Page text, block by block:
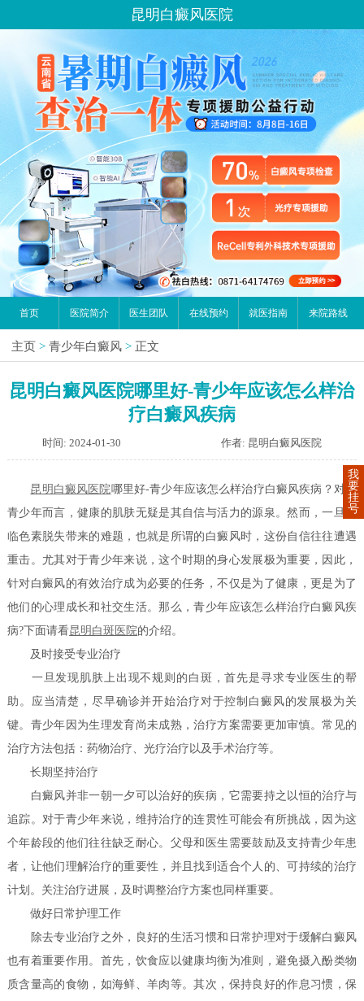
昆明白癜风医院
首页 医院简介 医生团队 在线预约 就医指南 来院路线
主页 > 青少年白癜风 > 正文
昆明白癜风医院哪里好-青少年应该怎么样治
疗白癜风疾病
时间: 2024-01-30 作者: 昆明白癜风医院
昆明白癜风医院哪里好-青少年应该怎么样治疗白癜风疾病？对于
青少年而言，健康的肌肤无疑是其自信与活力的源泉。然而，一旦面
临色素脱失带来的难题，也就是所谓的白癜风时，这份自信往往遭遇
重击。尤其对于青少年来说，这个时期的身心发展极为重要，因此，
针对白癜风的有效治疗成为必要的任务，不仅是为了健康，更是为了
他们的心理成长和社交生活。那么，青少年应该怎么样治疗白癜风疾
病?下面请看昆明白斑医院的介绍。
及时接受专业治疗
一旦发现肌肤上出现不规则的白斑，首先是寻求专业医生的帮
助。应当清楚，尽早确诊并开始治疗对于控制白癜风的发展极为关
键。青少年因为生理发育尚未成熟，治疗方案需要更加审慎。常见的
治疗方法包括：药物治疗、光疗治疗以及手术治疗等。
长期坚持治疗
白癜风并非一朝一夕可以治好的疾病，它需要持之以恒的治疗与
追踪。对于青少年来说，维持治疗的连贯性可能会有所挑战，因为这
个年龄段的他们往往缺乏耐心。父母和医生需要鼓励及支持青少年患
者，让他们理解治疗的重要性，并且找到适合个人的、可持续的治疗
计划。关注治疗进展，及时调整治疗方案也同样重要。
做好日常护理工作
除去专业治疗之外，良好的生活习惯和日常护理对于缓解白癜风
也有着重要作用。首先，饮食应以健康均衡为准则，避免摄入酚类物
质含量高的食物，如海鲜、羊肉等。其次，保持良好的作息习惯，保
我
要
挂
号